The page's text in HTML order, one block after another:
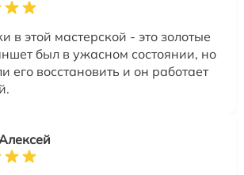
в этой мастерской - это золотые
был в ужасном состоянии, но
его восстановить и он работает